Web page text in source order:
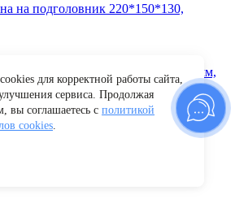
на подголовник 220*150*130,
на подголовник 220*170*180 мм,
для корректной работы сайта,
сервиса. Продолжая
вы соглашаетесь с политикой
cookies.